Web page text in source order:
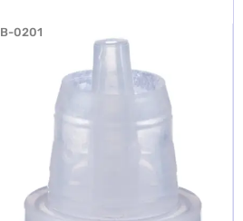
B-0201